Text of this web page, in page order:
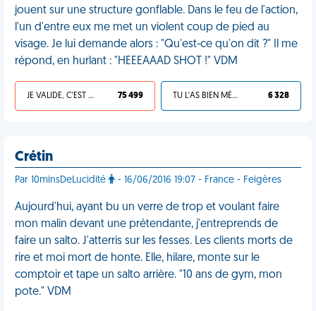
jouent sur une structure gonflable. Dans le feu de l'action,
l'un d'entre eux me met un violent coup de pied au
visage. Je lui demande alors : "Qu'est-ce qu'on dit ?" Il me
répond, en hurlant : "HEEEAAAD SHOT !" VDM
JE VALIDE, C'EST UNE VDM 75 499 TU L'AS BIEN MÉRITÉ 6 328
Crétin
Par 10minsDeLucidité - 16/06/2016 19:07 - France - Feigères
Aujourd'hui, ayant bu un verre de trop et voulant faire
mon malin devant une prétendante, j'entreprends de
faire un salto. J'atterris sur les fesses. Les clients morts de
rire et moi mort de honte. Elle, hilare, monte sur le
comptoir et tape un salto arrière. "10 ans de gym, mon
pote." VDM